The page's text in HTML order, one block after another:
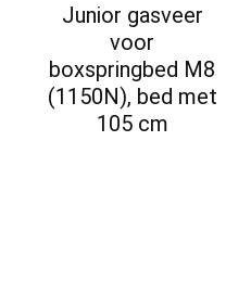
Junior gasveer
voor
boxspringbed M8
(1150N), bed met
105 cm